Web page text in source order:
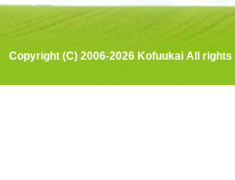
Copyright (C) 2006-2026 Kofuukai All